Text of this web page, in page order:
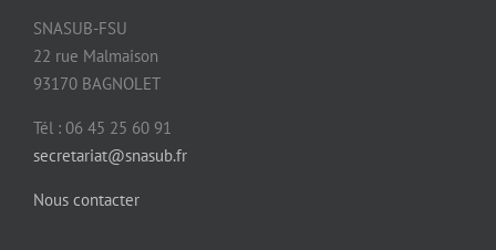
SNASUB-FSU
22 rue Malmaison
93170 BAGNOLET
Tél : 06 45 25 60 91
secretariat@snasub.fr
Nous contacter